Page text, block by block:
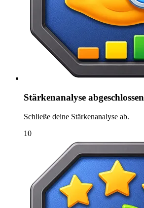
Stärkenanalyse abgeschlossen
Schließe deine Stärkenanalyse ab.
10